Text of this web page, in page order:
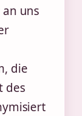
uns
die
des